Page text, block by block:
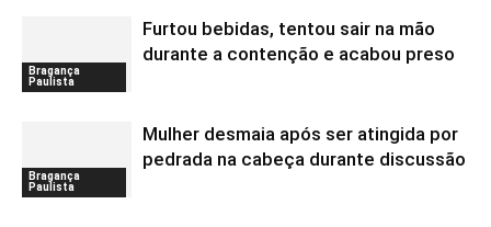
Bragança
Paulista
Furtou bebidas, tentou sair na mão
durante a contenção e acabou preso
Bragança
Paulista
Mulher desmaia após ser atingida por
pedrada na cabeça durante discussão